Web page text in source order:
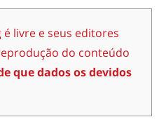
livre e seus editores
do conteúdo
que dados os devidos